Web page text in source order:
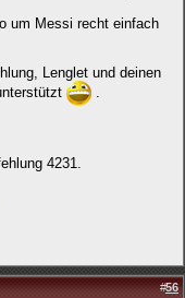
um Messi recht einfach
Lenglet und deinen
.
4231.
#56